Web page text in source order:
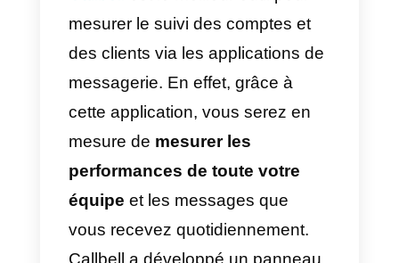
années, la situation a évolué et
avec l’arrivée de l’API WhatsApp
Business, les entreprises
communiquent également par ce
biais. D’après nos statistiques, le
taux le plus élevé d’ouverture et
de lecture des messages se